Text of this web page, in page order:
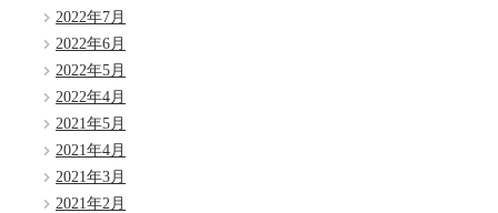
2022年7月
2022年6月
2022年5月
2022年4月
2021年5月
2021年4月
2021年3月
2021年2月